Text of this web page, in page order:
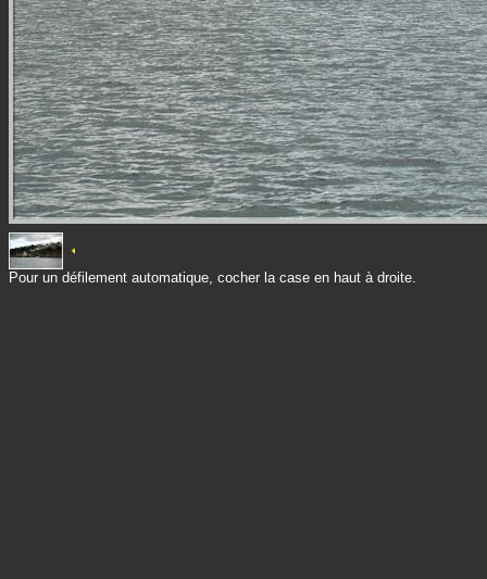
Pour un défilement automatique, cocher la case en haut à droite.